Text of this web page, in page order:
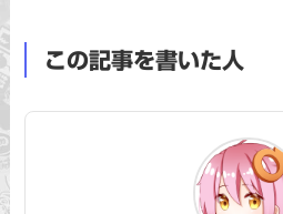
この記事を書いた人